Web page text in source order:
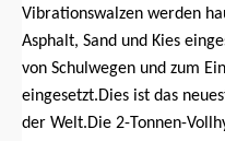
Vibrationswalzen werden
Asphalt, Sand und Kies
von Schulwegen und zum
eingesetzt.Dies ist das
der Welt.Die 2-Tonnen-